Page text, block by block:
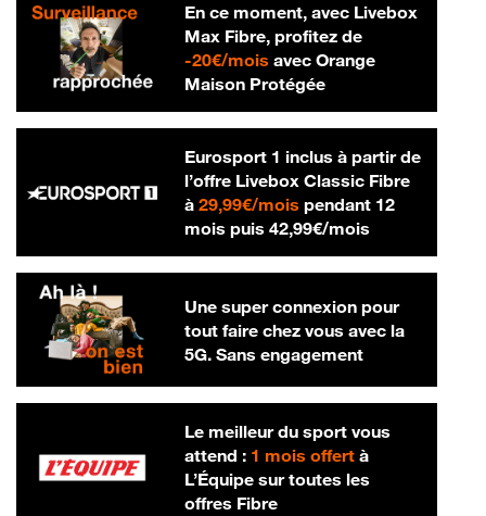
En ce moment, avec Livebox
Max Fibre, profitez de
-20€/mois20 € par mois
avec Orange
Maison Protégée
Eurosport 1 inclus à partir de
l’offre Livebox Classic Fibre
à 29,99€/mois29,99 € par mois
pendant 12
mois puis 42,99€/mois42,99 € par
Une super connexion pour
tout faire chez vous avec la
5G. Sans engagement
Le meilleur du sport vous
attend : 1 mois offertà
L’Équipe sur toutes les
offres Fibre